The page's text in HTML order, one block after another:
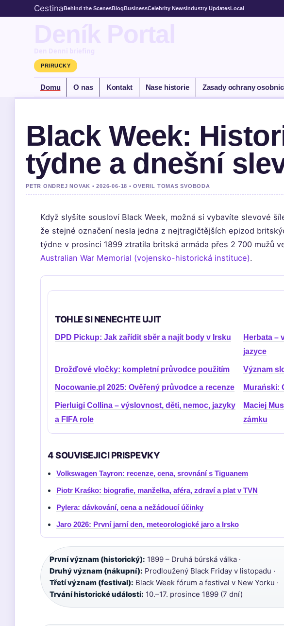
CestinaBehind the ScenesBlogBusinessCelebrity NewsIndustry UpdatesLocal
Deník Portal
Den Denni briefing
PRIRUCKY
Domu O nas Kontakt Nase historie Zasady ochrany
Black Week:
týdne a dnešní
PETR ONDREJ NOVAK • 2026-06-18 • OVERIL TOMAS SVOBODA
Když slyšíte sousloví Black Week, možná si vybavíte slevové
že stejné označení nesla jedna z nejtragičtějších epizod
týdne v prosinci 1899 ztratila britská armáda přes 2 700 mužů
Australian War Memorial (vojensko-historická instituce).
TOHLE SI NENECHTE UJIT
DPD Pickup: Jak zařídit sběr a najít body v Irsku
Herbata –
jazyce
Drožďové vločky: kompletní průvodce použitím Význam
Nocowanie.pl 2025: Ověřený průvodce a recenze Murański:
Pierluigi Collina – výslovnost, děti, nemoc, jazyky
a FIFA role
Maciej
zámku
4 SOUVISEJICI PRISPEVKY
Volkswagen Tayron: recenze, cena, srovnání s Tiguanem
Piotr Kraśko: biografie, manželka, aféra, zdraví a plat v TVN
Pylera: dávkování, cena a nežádoucí účinky
Jaro 2026: První jarní den, meteorologické jaro a Irsko
První význam (historický): 1899 – Druhá búrská válka ·
Druhý význam (nákupní): Prodloužený Black Friday v listopadu ·
Třetí význam (festival): Black Week fórum a festival v New Yorku ·
Trvání historické události: 10.–17. prosince 1899 (7 dní)